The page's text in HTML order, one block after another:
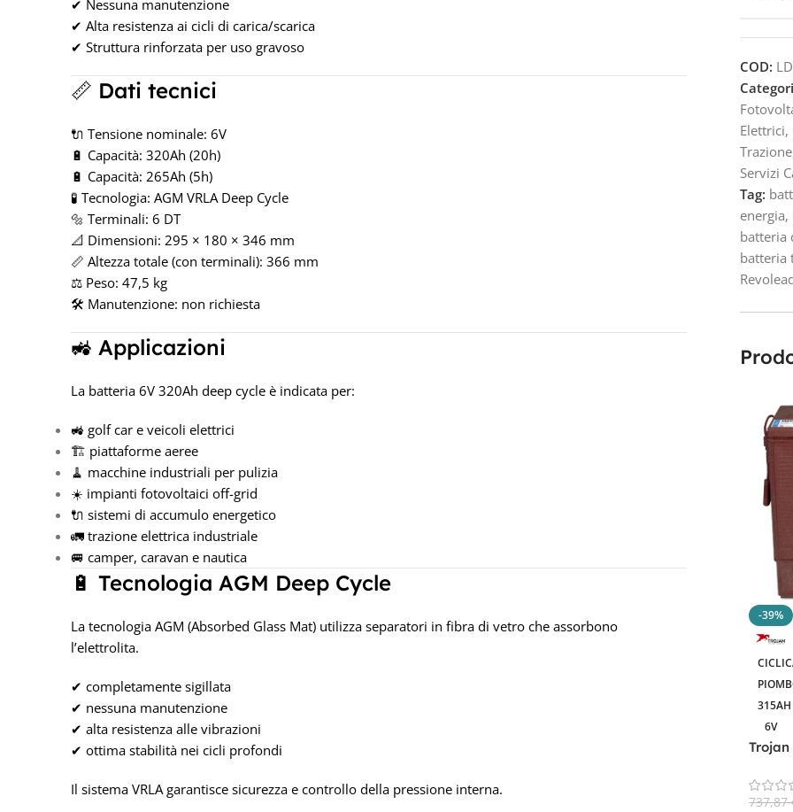
✔ Nessuna manutenzione
✔ Alta resistenza ai cicli di carica/scarica
✔ Struttura rinforzata per uso gravoso
📏 Dati tecnici
🔌 Tensione nominale: 6V
🔋 Capacità: 320Ah (20h)
🔋 Capacità: 265Ah (5h)
🧪 Tecnologia: AGM VRLA Deep Cycle
🔩 Terminali: 6 DT
📐 Dimensioni: 295 × 180 × 346 mm
📏 Altezza totale (con terminali): 366 mm
⚖️ Peso: 47,5 kg
🛠 Manutenzione: non richiesta
🚜 Applicazioni
La batteria 6V 320Ah deep cycle è indicata per:
🚜 golf car e veicoli elettrici
🏗️ piattaforme aeree
🧹 macchine industriali per pulizia
☀️ impianti fotovoltaici off-grid
🔌 sistemi di accumulo energetico
🚛 trazione elettrica industriale
🚐 camper, caravan e nautica
🔋 Tecnologia AGM Deep Cycle
La tecnologia AGM (Absorbed Glass Mat) utilizza separatori in fibra di vetro che assorbono
l’elettrolita.
✔ completamente sigillata
✔ nessuna manutenzione
✔ alta resistenza alle vibrazioni
✔ ottima stabilità nei cicli profondi
Il sistema VRLA garantisce sicurezza e controllo della pressione interna.
COD:
Elettrici,
Trazione
Servizi
Tag:
energia,
batteria
batteria
-39%
315AH
6V
Trojan
737,87